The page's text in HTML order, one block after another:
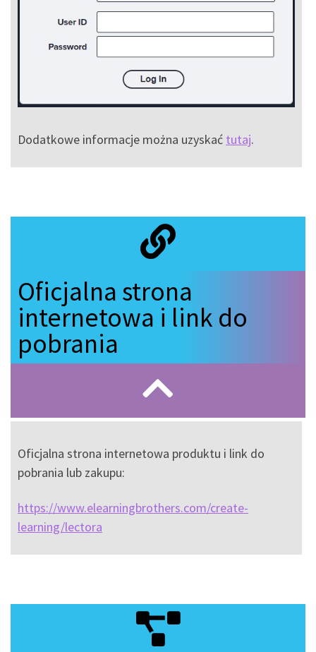
Dodatkowe informacje można uzyskać tutaj.
Oficjalna strona
internetowa i link do
pobrania
Oficjalna strona internetowa produktu i link do
pobrania lub zakupu:
https://www.elearningbrothers.com/create-
learning/lectora